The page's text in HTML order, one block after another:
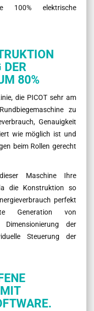
100% elektrische
DER
80%
die PICOT sehr am
zu
Genauigkeit
wie möglich ist und
beim Rollen gerecht
Maschine Ihre
die Konstruktion so
perfekt
Generation von
der
Steuerung der